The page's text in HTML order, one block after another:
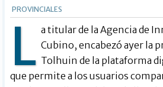
PROVINCIALES
L a titular de la Agencia de
Cubino, encabezó ayer la
Tolhuin de la plataforma
que permite a los usuarios